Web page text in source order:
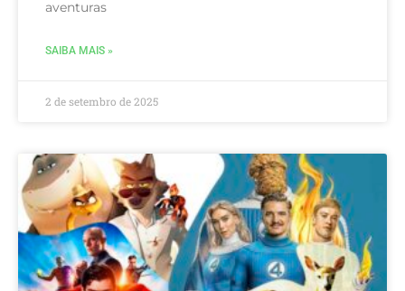
aventuras
SAIBA MAIS »
2 de setembro de 2025